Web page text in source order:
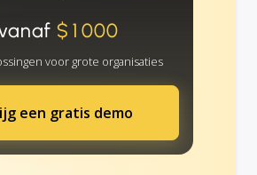
$1000
voor grote organisaties
een gratis demo